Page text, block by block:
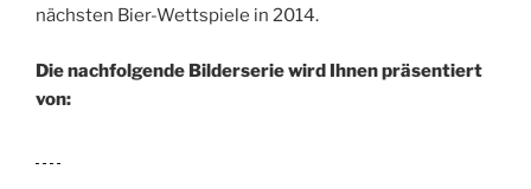
nächsten Bier-Wettspiele in 2014.
Die nachfolgende Bilderserie wird Ihnen präsentiert
von: